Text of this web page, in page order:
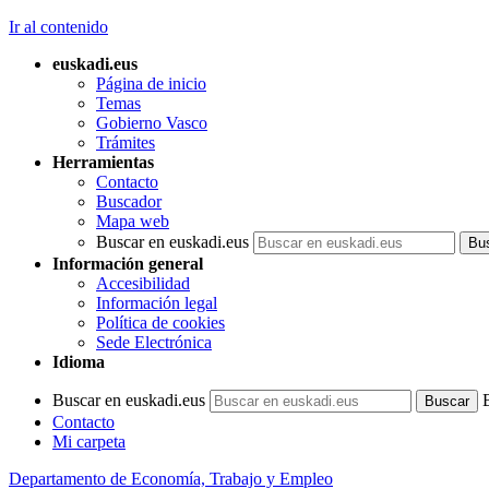
Ir al contenido
euskadi.eus
Página de inicio
Temas
Gobierno Vasco
Trámites
Herramientas
Contacto
Buscador
Mapa web
Buscar en euskadi.eus
Información general
Accesibilidad
Información legal
Política de cookies
Sede Electrónica
Idioma
Buscar en euskadi.eus
Contacto
Mi carpeta
Departamento de Economía, Trabajo y Empleo